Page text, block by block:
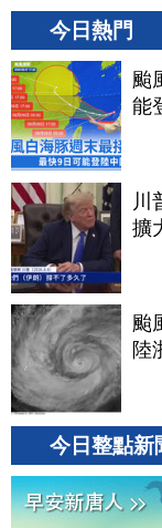
今日熱門
颱
能
川
擴
颱
陸
今日整點新